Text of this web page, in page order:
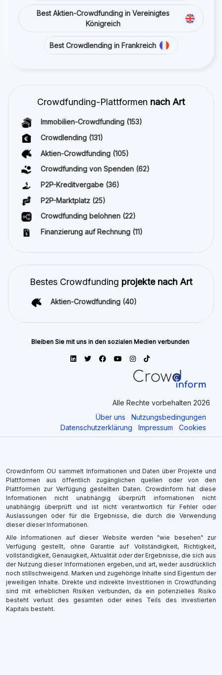
Best Aktien-Crowdfunding in Vereinigtes
Königreich
Best Crowdlending in Frankreich
Crowdfunding-Plattformen nach Art
Immobilien-Crowdfunding (153)
Crowdlending (131)
Aktien-Crowdfunding (105)
Crowdfunding von Spenden (62)
P2P-Kreditvergabe (36)
P2P-Marktplatz (25)
Crowdfunding belohnen (22)
Finanzierung auf Rechnung (11)
Bestes Crowdfunding projekte nach Art
Aktien-Crowdfunding (40)
Bleiben Sie mit uns in den sozialen Medien verbunden
Alle Rechte vorbehalten 2026
Über uns
Nutzungsbedingungen
Datenschutzerklärung
Impressum Cookies
Crowdinform OU sammelt Informationen und Daten über Projekte und
Plattformen aus öffentlich zugänglichen quellen oder von den
Plattformen zur Verfügung gestellten Daten. Crowdinform hat diese
Informationen nicht unabhängig überprüft informationen nicht
unabhängig überprüft und ist nicht verantwortlich für Fehler oder
Auslassungen oder für die Ergebnisse, die durch die Verwendung
dieser dieser Informationen.
Alle Informationen auf dieser Website werden "wie besehen" zur
Verfügung gestellt, ohne Garantie auf Vollständigkeit, Richtigkeit,
vollständigkeit, Genauigkeit, Aktualität oder der Ergebnisse, die sich aus
der Nutzung dieser Informationen ergeben, und art, weder ausdrücklich
noch stillschweigend. Marken und zugehörige Inhalte sind Eigentum der
jeweiligen Inhalte. Direkte und indirekte Investitionen in Crowdfunding
sind mit erheblichen Risiken verbunden, da ein potenzielles Risiko
besteht verlust des gesamten oder eines Teils des investierten
Kapitals besteht.